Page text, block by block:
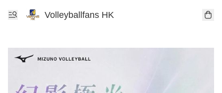
Volleyballfans HK